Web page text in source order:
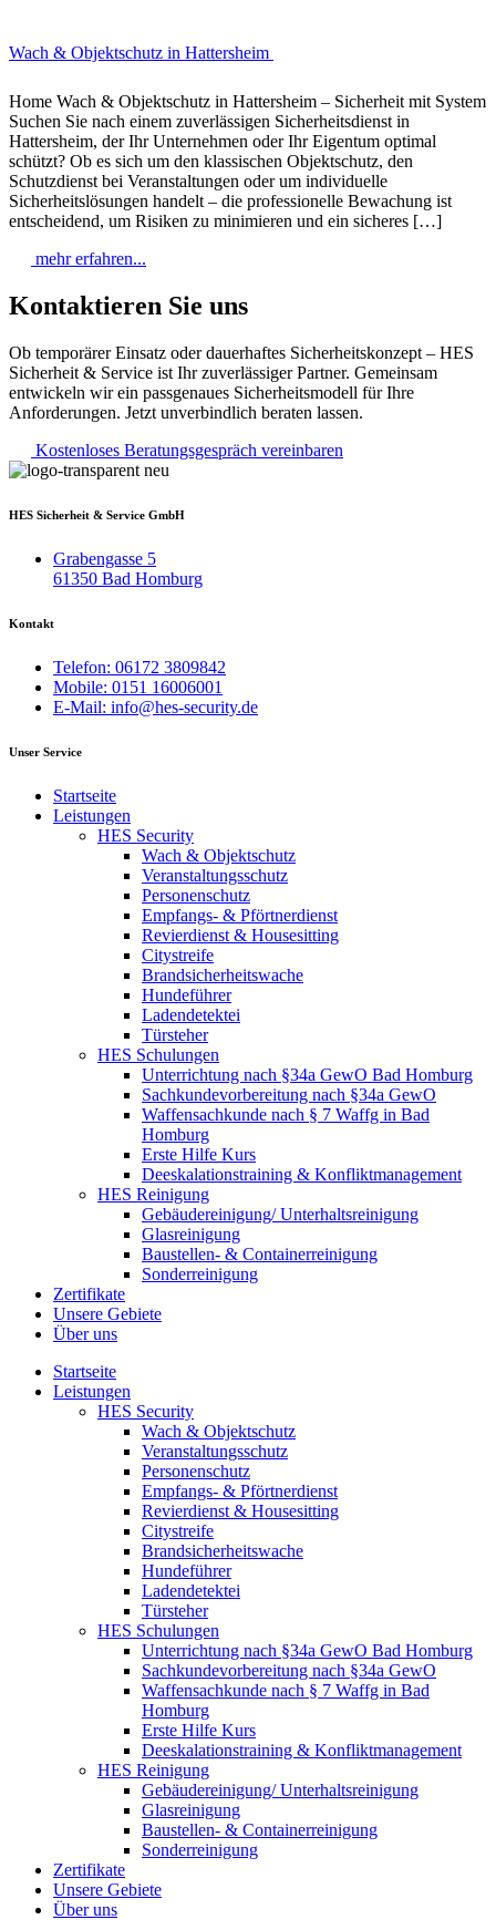
Wach & Objektschutz in Hattersheim
Home Wach & Objektschutz in Hattersheim – Sicherheit mit System
Suchen Sie nach einem zuverlässigen Sicherheitsdienst in
Hattersheim, der Ihr Unternehmen oder Ihr Eigentum optimal
schützt? Ob es sich um den klassischen Objektschutz, den
Schutzdienst bei Veranstaltungen oder um individuelle
Sicherheitslösungen handelt – die professionelle Bewachung ist
entscheidend, um Risiken zu minimieren und ein sicheres […]
mehr erfahren...
Kontaktieren Sie uns
Ob temporärer Einsatz oder dauerhaftes Sicherheitskonzept – HES
Sicherheit & Service ist Ihr zuverlässiger Partner. Gemeinsam
entwickeln wir ein passgenaues Sicherheitsmodell für Ihre
Anforderungen. Jetzt unverbindlich beraten lassen.
Kostenloses Beratungsgespräch vereinbaren
HES Sicherheit & Service GmbH
Grabengasse 5
61350 Bad Homburg
Kontakt
Telefon: 06172 3809842
Mobile: 0151 16006001
E-Mail: info@hes-security.de
Unser Service
Startseite
Leistungen
HES Security
Wach & Objektschutz
Veranstaltungsschutz
Personenschutz
Empfangs- & Pförtnerdienst
Revierdienst & Housesitting
Citystreife
Brandsicherheitswache
Hundeführer
Ladendetektei
Türsteher
HES Schulungen
Unterrichtung nach §34a GewO Bad Homburg
Sachkundevorbereitung nach §34a GewO
Waffensachkunde nach § 7 Waffg in Bad
Homburg
Erste Hilfe Kurs
Deeskalationstraining & Konfliktmanagement
HES Reinigung
Gebäudereinigung/ Unterhaltsreinigung
Glasreinigung
Baustellen- & Containerreinigung
Sonderreinigung
Zertifikate
Unsere Gebiete
Über uns
Startseite
Leistungen
HES Security
Wach & Objektschutz
Veranstaltungsschutz
Personenschutz
Empfangs- & Pförtnerdienst
Revierdienst & Housesitting
Citystreife
Brandsicherheitswache
Hundeführer
Ladendetektei
Türsteher
HES Schulungen
Unterrichtung nach §34a GewO Bad Homburg
Sachkundevorbereitung nach §34a GewO
Waffensachkunde nach § 7 Waffg in Bad
Homburg
Erste Hilfe Kurs
Deeskalationstraining & Konfliktmanagement
HES Reinigung
Gebäudereinigung/ Unterhaltsreinigung
Glasreinigung
Baustellen- & Containerreinigung
Sonderreinigung
Zertifikate
Unsere Gebiete
Über uns